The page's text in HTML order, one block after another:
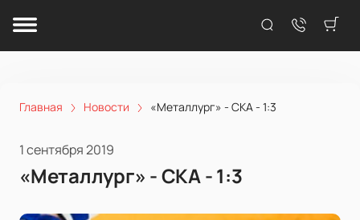
Главная Новости «Металлург» - СКА - 1:3
1 сентября 2019
«Металлург» - СКА - 1:3